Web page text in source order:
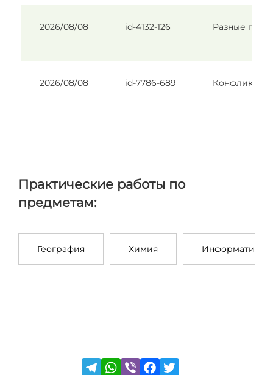
2026/08/08 id-4132-126 Разные
2026/08/08 id-7786-689
Практические работы по
предметам:
География Химия Информатика